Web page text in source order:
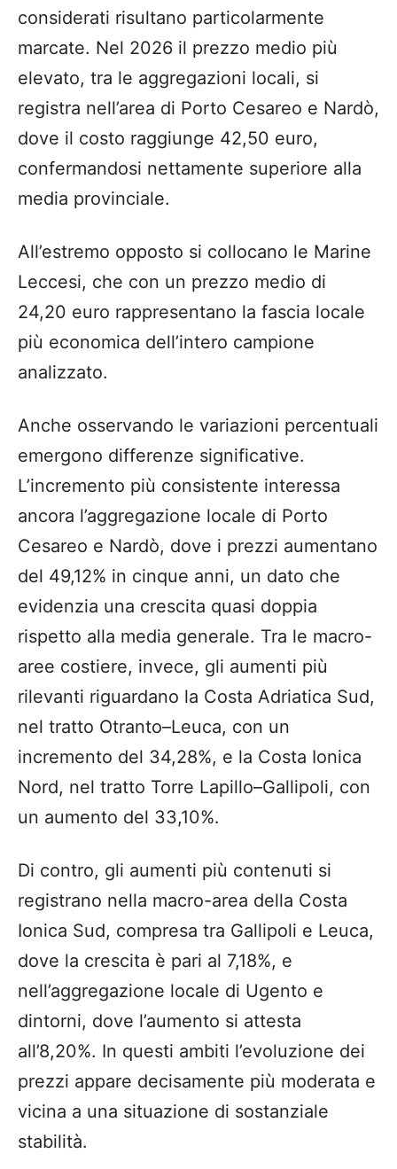
considerati risultano particolarmente
marcate. Nel 2026 il prezzo medio più
elevato, tra le aggregazioni locali, si
registra nell’area di Porto Cesareo e Nardò,
dove il costo raggiunge 42,50 euro,
confermandosi nettamente superiore alla
media provinciale.
All’estremo opposto si collocano le Marine
Leccesi, che con un prezzo medio di
24,20 euro rappresentano la fascia locale
più economica dell’intero campione
analizzato.
Anche osservando le variazioni percentuali
emergono differenze significative.
L’incremento più consistente interessa
ancora l’aggregazione locale di Porto
Cesareo e Nardò, dove i prezzi aumentano
del 49,12% in cinque anni, un dato che
evidenzia una crescita quasi doppia
rispetto alla media generale. Tra le macro-
aree costiere, invece, gli aumenti più
rilevanti riguardano la Costa Adriatica Sud,
nel tratto Otranto–Leuca, con un
incremento del 34,28%, e la Costa Ionica
Nord, nel tratto Torre Lapillo–Gallipoli, con
un aumento del 33,10%.
Di contro, gli aumenti più contenuti si
registrano nella macro-area della Costa
Ionica Sud, compresa tra Gallipoli e Leuca,
dove la crescita è pari al 7,18%, e
nell’aggregazione locale di Ugento e
dintorni, dove l’aumento si attesta
all’8,20%. In questi ambiti l’evoluzione dei
prezzi appare decisamente più moderata e
vicina a una situazione di sostanziale
stabilità.